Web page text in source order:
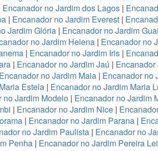
Encanador no Jardim dos Lagos |
| Encanador no Jardim Everest |
Jardim Glória| Encanador no Jardim
no Jardim Helena | Encanador no
| Encanador no Jardim Iris|
| Encanador no Jardim Jaú | Encanador
Encanador no Jardim Maia | Encanador no
Estela | Encanador no Jardim Maria
no Jardim Modelo| Encanador no Jardim
| Encanador no Jardim Nice|
| Encanador no Jardim Parana|
no Jardim Paulista | Encanador no
Penha| Encanador no Jardim Pereira